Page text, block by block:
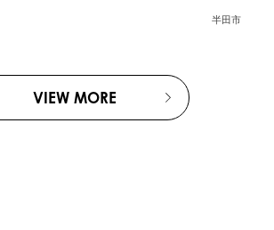
半田市
VIEW MORE